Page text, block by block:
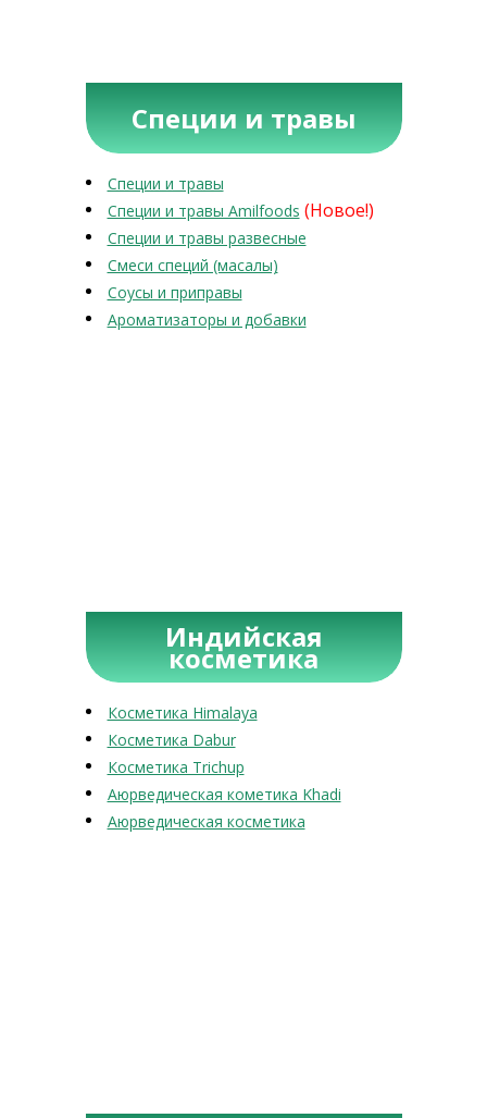
Специи и травы
Специи и травы
Специи и травы Amilfoods (Новое!)
Специи и травы развесные
Смеси специй (масалы)
Соусы и приправы
Ароматизаторы и добавки
Индийская
косметика
Косметика Himalaya
Косметика Dabur
Косметика Trichup
Аюрведическая кометика Khadi
Аюрведическая косметика